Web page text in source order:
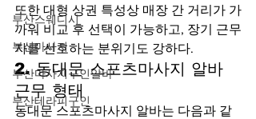
부산스웨디시
부신마사지
부산마사지구인알바
부산테라피구인
또한 대형 상권 특성상 매장 간 거리가 가
까워 비교 후 선택이 가능하고, 장기 근무
자를 선호하는 분위기도 강하다.
2. 동대문 스포츠마사지 알바
근무 형태
동대문 스포츠마사지 알바는 다음과 같